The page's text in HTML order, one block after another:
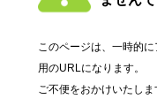
このページは、一時的
用のURLになります。
ご不便をおかけいたし